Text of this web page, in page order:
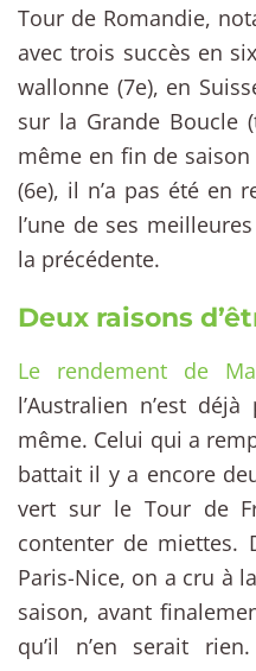
Tour de Romandie,
avec trois succès en
wallonne (7e), en
sur la Grande Boucle
même en fin de
(6e), il n’a pas été en
l’une de ses
la précédente.
Deux raisons
Le rendement de
l’Australien n’est
même. Celui qui a
battait il y a encore
vert sur le Tour de
contenter de miettes.
Paris-Nice, on a cru à
saison, avant
qu’il n’en serait